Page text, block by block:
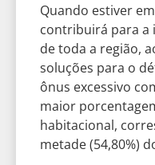
Quando estiver
contribuirá para a
de toda a região,
soluções para o
ônus excessivo
maior
habitacional,
metade (54,80%)